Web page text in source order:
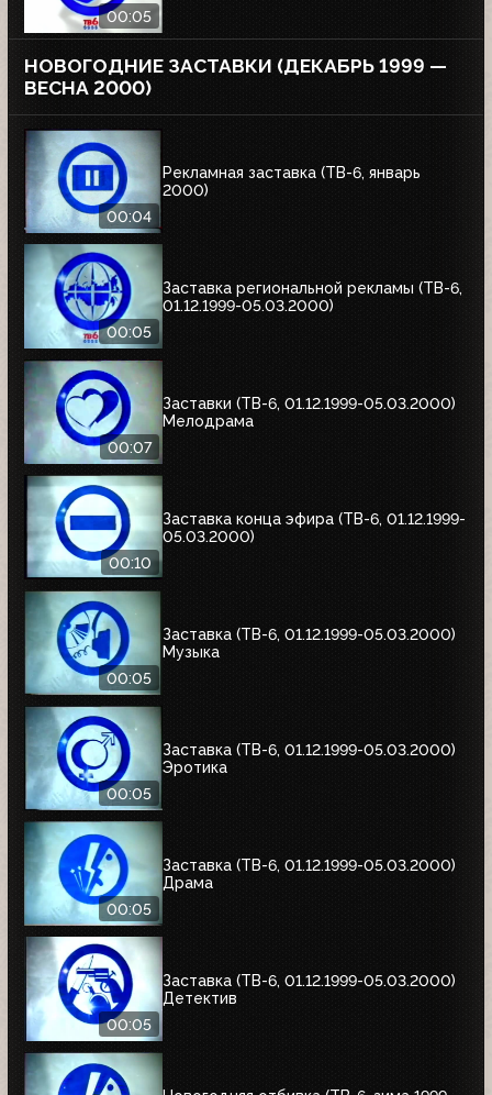
00:05
НОВОГОДНИЕ ЗАСТАВКИ (ДЕКАБРЬ 1999 —
ВЕСНА 2000)
00:04
Рекламная заставка (ТВ-6, январь
2000)
00:05
Заставка региональной рекламы (ТВ-6,
01.12.1999-05.03.2000)
00:07
Заставки (ТВ-6, 01.12.1999-05.03.2000)
Мелодрама
00:10
Заставка конца эфира (ТВ-6, 01.12.1999-
05.03.2000)
00:05
Заставка (ТВ-6, 01.12.1999-05.03.2000)
Музыка
00:05
Заставка (ТВ-6, 01.12.1999-05.03.2000)
Эротика
00:05
Заставка (ТВ-6, 01.12.1999-05.03.2000)
Драма
00:05
Заставка (ТВ-6, 01.12.1999-05.03.2000)
Детектив